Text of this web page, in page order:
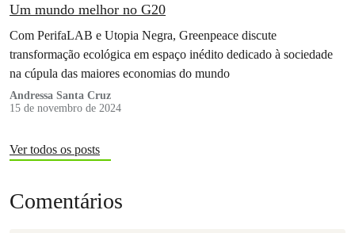
Um mundo melhor no G20
Com PerifaLAB e Utopia Negra, Greenpeace discute
transformação ecológica em espaço inédito dedicado à sociedade
na cúpula das maiores economias do mundo
Andressa Santa Cruz
15 de novembro de 2024
Ver todos os posts
Comentários